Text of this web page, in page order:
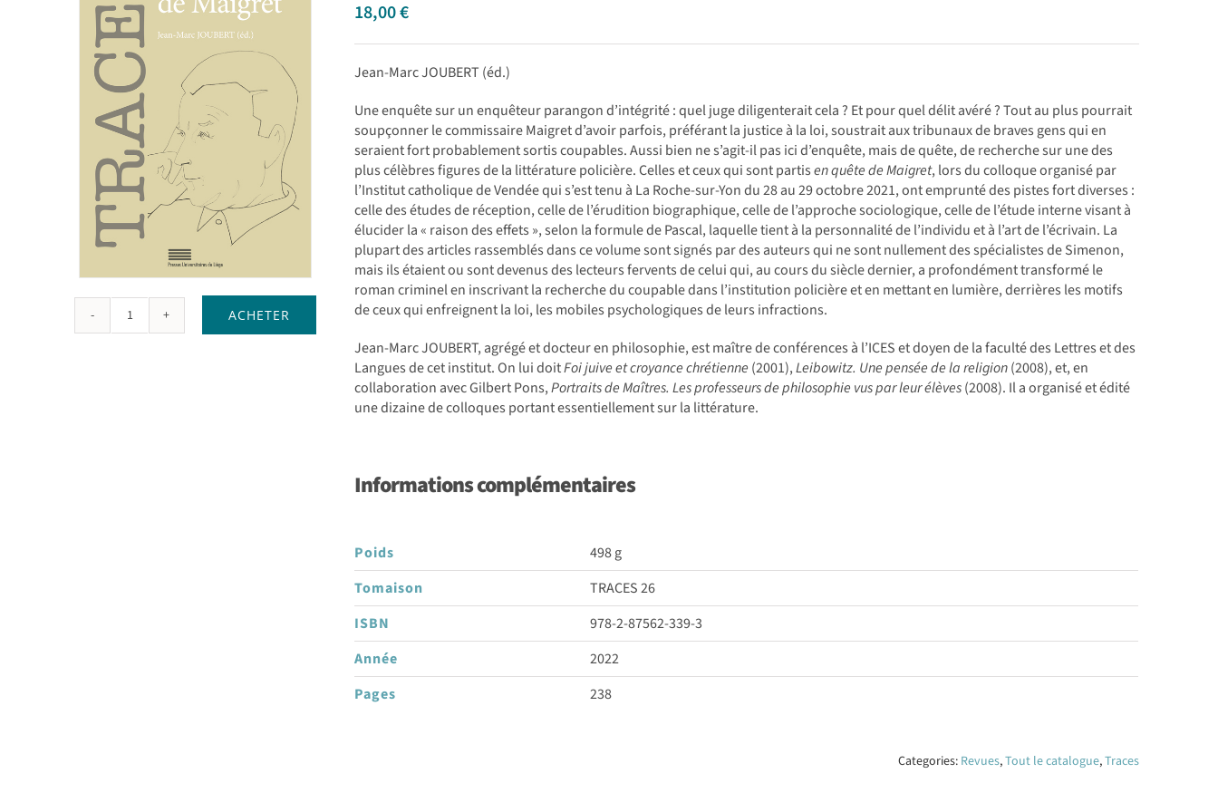
quantité
ACHETER
18,00€
Jean-Marc JOUBERT (éd.)
Une enquête sur un enquêteur parangon d’intégrité : quel juge diligenterait cela ? Et pour quel délit avéré ? Tout au plus pourrait
soupçonner le commissaire Maigret d’avoir parfois, préférant la justice à la loi, soustrait aux tribunaux de braves gens qui en
seraient fort probablement sortis coupables. Aussi bien ne s’agit-il pas ici d’enquête, mais de quête, de recherche sur une des
plus célèbres figures de la littérature policière. Celles et ceux qui sont partisen quête de Maigret, lors du colloque organisé par
l’Institut catholique de Vendée qui s’est tenu à La Roche-sur-Yon du 28 au 29 octobre 2021, ont emprunté des pistes fort diverses :
celle des études de réception, celle de l’érudition biographique, celle de l’approche sociologique, celle de l’étude interne visant à
élucider la « raison des effets », selon la formule de Pascal, laquelle tient à la personnalité de l’individu et à l’art de l’écrivain. La
plupart des articles rassemblés dans ce volume sont signés par des auteurs qui ne sont nullement des spécialistes de Simenon,
mais ils étaient ou sont devenus des lecteurs fervents de celui qui, au cours du siècle dernier, a profondément transformé le
roman criminel en inscrivant la recherche du coupable dans l’institution policière et en mettant en lumière, derrières les motifs
de ceux qui enfreignent la loi, les mobiles psychologiques de leurs infractions.
Jean-Marc JOUBERT, agrégé et docteur en philosophie, est maître de conférences à l’ICES et doyen de la faculté des Lettres et des
Langues de cet institut. On lui doitFoi juive et croyance chrétienne (2001),Leibowitz. Une pensée de la religion(2008), et, en
collaboration avec Gilbert Pons,Portraits de Maîtres. Les professeurs de philosophie vus par leur élèves(2008). Il a organisé et édité
une dizaine de colloques portant essentiellement sur la littérature.
Informations complémentaires
Poids
498 g
Tomaison
TRACES 26
ISBN
978-2-87562-339-3
Année
2022
Pages
238
Categories: Revues,Tout le catalogue,Traces